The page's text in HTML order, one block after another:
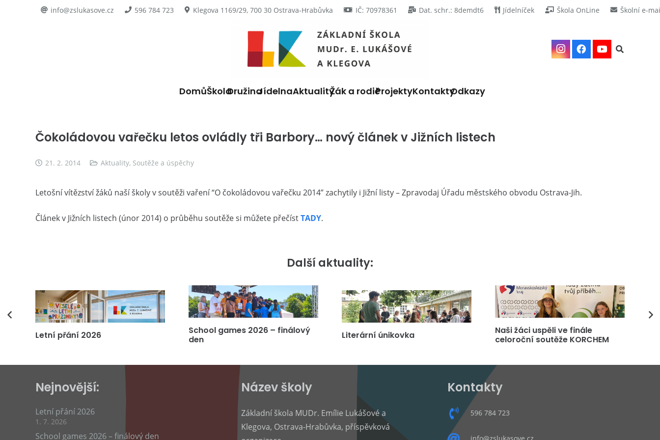
info@zslukasove.cz 596 784 723 Klegova 1169/29, 700 30 Ostrava-Hrabůvka IČ: 70978361 Dat. schr.: 8demdt6 Jídelníček Škola OnLine Školní e-
DomůŠkolaDružinaJídelnaAktualityŽák a rodičProjektyKontaktyOdkazy
Čokoládovou vařečku letos ovládly tři Barbory… nový článek v Jižních listech
21. 2. 2014 Aktuality, Soutěže a úspěchy
Letošní vítězství žáků naší školy v soutěži vaření “O čokoládovou vařečku 2014” zachytily i Jižní listy – Zpravodaj Úřadu městského obvodu Ostrava-Jih.
Článek v Jižních listech (únor 2014) o průběhu soutěže si můžete přečístTADY.
Další aktuality:
Letní přání 2026
School games 2026 – finálový
den
Literární únikovka
Naši žáci uspěli ve finále
celoroční soutěže KORCHEM
Nejnovější:
Letní přání 2026
1. 7. 2026
School games 2026 – finálový den
Název školy
Základní škola MUDr. Emílie Lukášové a
Klegova, Ostrava-Hrabůvka, příspěvková
Kontakty
596 784 723